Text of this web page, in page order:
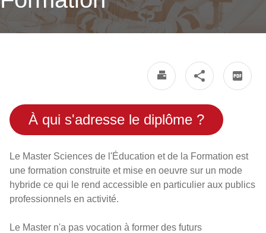
À qui s'adresse le diplôme ?
Le Master Sciences de l'Éducation et de la Formation est
une formation construite et mise en oeuvre sur un mode
hybride ce qui le rend accessible en particulier aux publics
professionnels en activité.
Le Master n'a pas vocation à former des futurs